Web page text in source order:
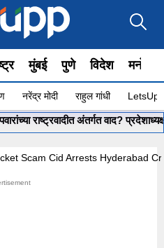
मुंबई पुणे विदेश
नरेंद्र मोदी राहुल गांधी
अंतर्गत वाद? प्रदेशाध्यक्ष
Scam Cid Arrests Hyderabad